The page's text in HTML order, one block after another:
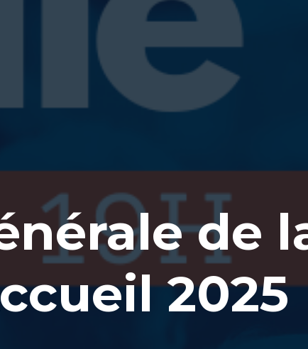
de
2025